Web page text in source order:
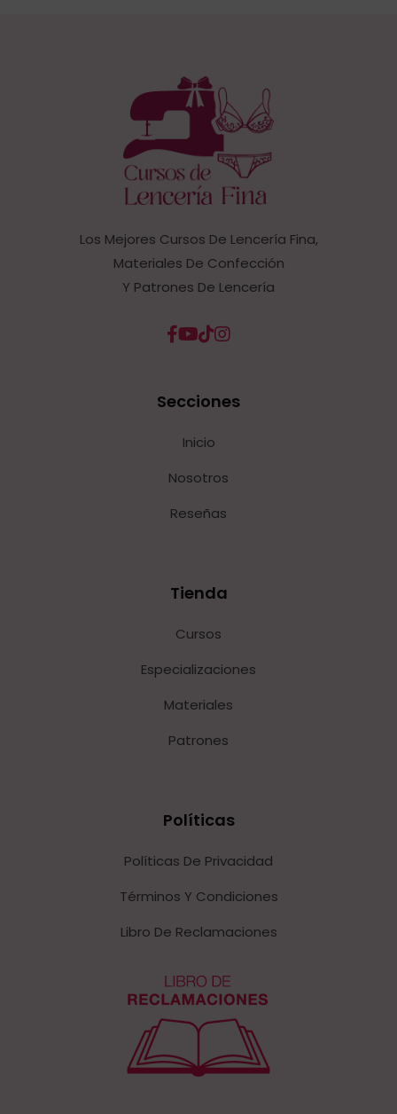
Los Mejores Cursos De Lencería Fina,
Materiales De Confección
Y Patrones De Lencería
Secciones
Inicio
Nosotros
Reseñas
Tienda
Cursos
Especializaciones
Materiales
Patrones
Políticas
Políticas De Privacidad
Términos Y Condiciones
Libro De Reclamaciones